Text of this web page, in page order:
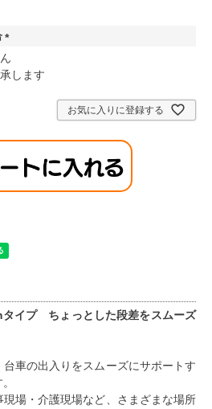
(
必
須
します
お気に入りに登録する
タイプ ちょっとした段差をスムーズ
車の出入りをスムーズにサポートす
場・介護現場など、さまざまな場所